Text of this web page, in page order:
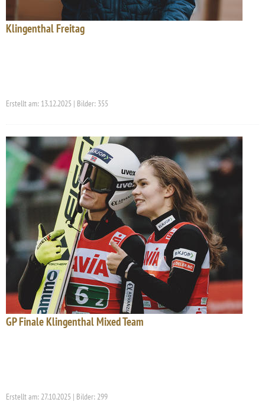
Klingenthal Freitag
Erstellt am: 13.12.2025 | Bilder: 355
GP Finale Klingenthal Mixed Team
Erstellt am: 27.10.2025 | Bilder: 299